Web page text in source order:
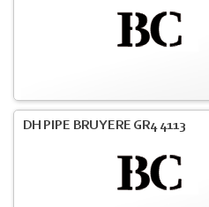
DH PIPE BRUYERE GR4 4113